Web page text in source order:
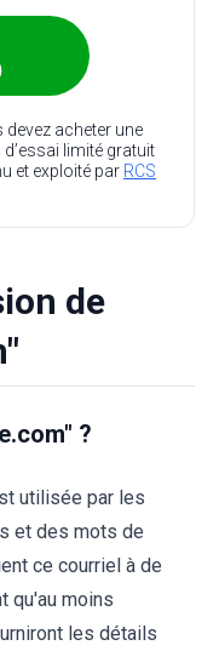
acheter une
limité gratuit
et exploité par RCS
de
?
utilisée par les
et des mots de
ce courriel à de
qu'au moins
les détails